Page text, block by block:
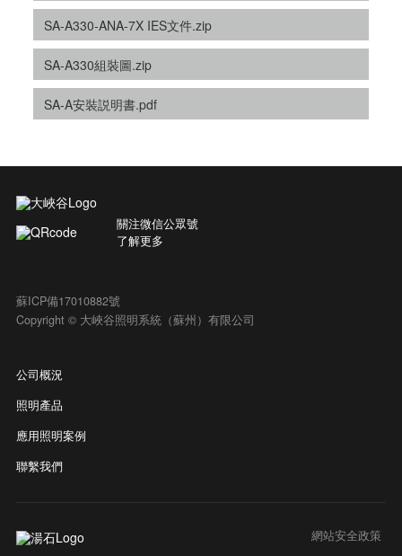
SA-A330-ANA-7X IES文件.zip
SA-A330組裝圖.zip
SA-A安裝説明書.pdf
關注微信公眾號
了解更多
蘇ICP備17010882號
Copyright © 大峽谷照明系統（蘇州）有限公司
公司概況
照明產品
應用照明案例
聯繫我們
網站安全政策